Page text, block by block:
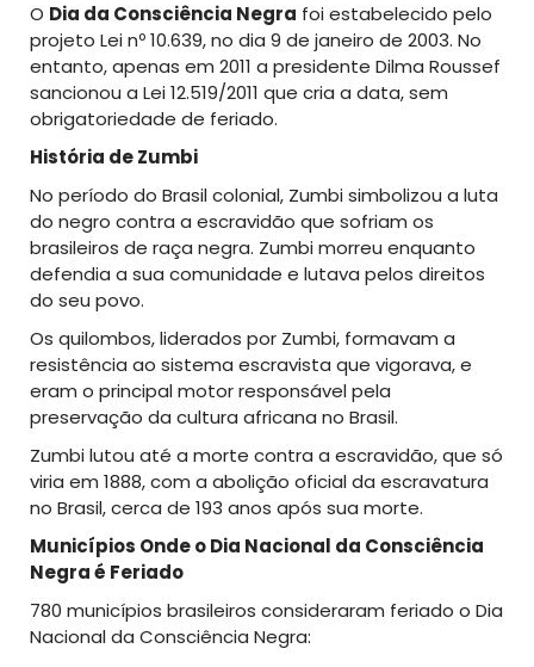
O Dia da Consciência Negra foi estabelecido pelo
projeto Lei nº 10.639, no dia 9 de janeiro de 2003. No
entanto, apenas em 2011 a presidente Dilma Roussef
sancionou a Lei 12.519/2011 que cria a data, sem
obrigatoriedade de feriado.
História de Zumbi
No período do Brasil colonial, Zumbi simbolizou a luta
do negro contra a escravidão que sofriam os
brasileiros de raça negra. Zumbi morreu enquanto
defendia a sua comunidade e lutava pelos direitos
do seu povo.
Os quilombos, liderados por Zumbi, formavam a
resistência ao sistema escravista que vigorava, e
eram o principal motor responsável pela
preservação da cultura africana no Brasil.
Zumbi lutou até a morte contra a escravidão, que só
viria em 1888, com a abolição oficial da escravatura
no Brasil, cerca de 193 anos após sua morte.
Municípios Onde o Dia Nacional da Consciência
Negra é Feriado
780 municípios brasileiros consideraram feriado o Dia
Nacional da Consciência Negra: